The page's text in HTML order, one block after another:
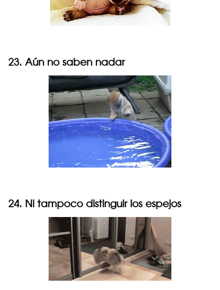
23. Aún no saben nadar
24. Ni tampoco distinguir los espejos